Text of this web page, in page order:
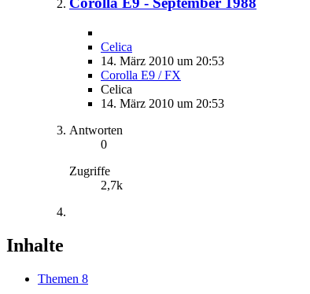
Celica
14. März 2010 um 20:53
Corolla E9 / FX
Celica
14. März 2010 um 20:53
Antworten
0
Zugriffe
2,7k
Inhalte
Themen 8